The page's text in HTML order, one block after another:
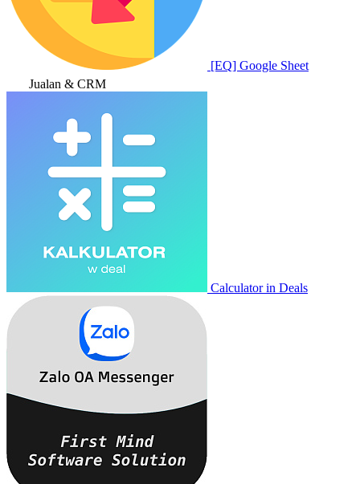
[EQ] Google Sheet
Jualan & CRM
Calculator in Deals